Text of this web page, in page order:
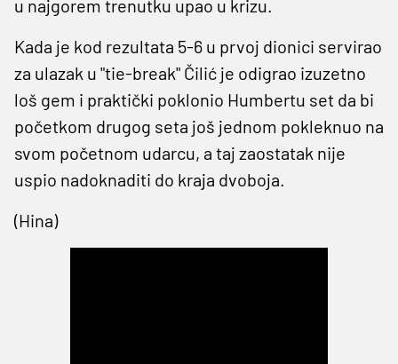
u najgorem trenutku upao u krizu.
Kada je kod rezultata 5-6 u prvoj dionici servirao
za ulazak u "tie-break" Čilić je odigrao izuzetno
loš gem i praktički poklonio Humbertu set da bi
početkom drugog seta još jednom pokleknuo na
svom početnom udarcu, a taj zaostatak nije
uspio nadoknaditi do kraja dvoboja.
(Hina)